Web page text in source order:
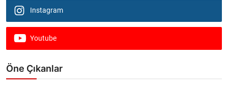
Instagram
Youtube
Öne Çıkanlar